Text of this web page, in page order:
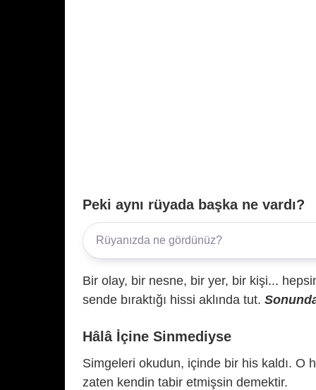
Peki aynı rüyada başka ne vardı?
Bir olay, bir nesne, bir yer, bir kişi...
sende bıraktığı hissi aklında tut.
Hâlâ İçine Sinmediyse
Simgeleri okudun, içinde bir his kaldı. O
zaten kendin tabir etmişsin demektir.